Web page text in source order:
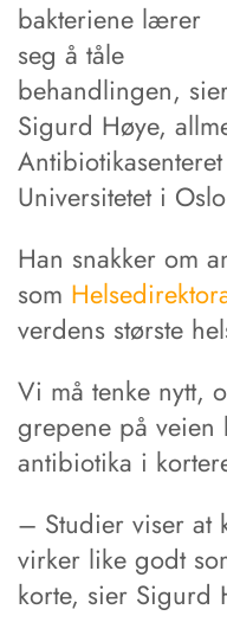
bakteriene lærer
seg å tåle
behandlingen,
Sigurd Høye,
Universitetet i
Han snakker om
som
verdens største
Vi må tenke nytt,
grepene på
antibiotika i
– Studier viser at
virker like godt
korte, sier Sigurd